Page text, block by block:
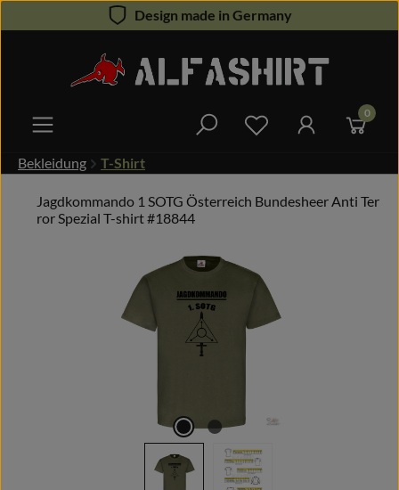
Zum Hauptinhalt springenDesign made in Germany
Du hast 0 0
Bekleidung T-Shirt
Jagdkommando 1 SOTG Österreich Bundesheer Anti Ter
ror Spezial T-shirt #18844
Bildergalerie überspringen